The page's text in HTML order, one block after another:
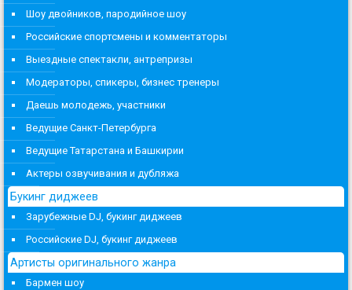
Шоу двойников, пародийное шоу
Российские спортсмены и комментаторы
Выездные спектакли, антрепризы
Модераторы, спикеры, бизнес тренеры
Даешь молодежь, участники
Ведущие Санкт-Петербурга
Ведущие Татарстана и Башкирии
Актеры озвучивания и дубляжа
Букинг диджеев
Зарубежные DJ, букинг диджеев
Российские DJ, букинг диджеев
Артисты оригинального жанра
Бармен шоу